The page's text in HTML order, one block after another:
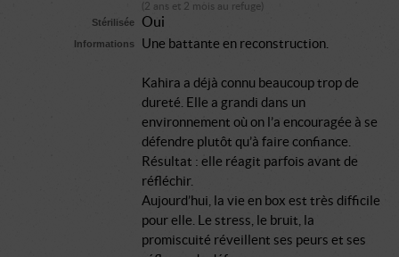
(2 ans et 2 mois au refuge)
Stérilisée
Oui
Informations Une battante en reconstruction.
Kahira a déjà connu beaucoup trop de
dureté. Elle a grandi dans un
environnement où on l’a encouragée à se
défendre plutôt qu’à faire confiance.
Résultat : elle réagit parfois avant de
réfléchir.
Aujourd’hui, la vie en box est très difficile
pour elle. Le stress, le bruit, la
promiscuité réveillent ses peurs et ses